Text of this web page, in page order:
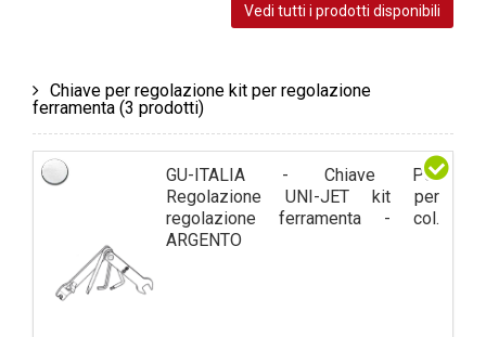
Vedi tutti i prodotti disponibili
Chiave per regolazione kit per regolazione
ferramenta (3 prodotti)
GU-ITALIA - Chiave Per
Regolazione UNI-JET kit per
regolazione ferramenta - col.
ARGENTO